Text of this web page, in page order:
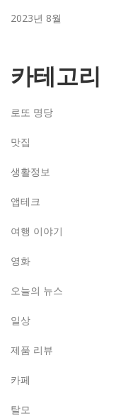
2023년 8월
카테고리
로또 명당
맛집
생활정보
앱테크
여행 이야기
영화
오늘의 뉴스
일상
제품 리뷰
카페
탈모